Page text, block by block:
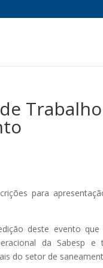
para
deste evento
da Sabesp
do setor de